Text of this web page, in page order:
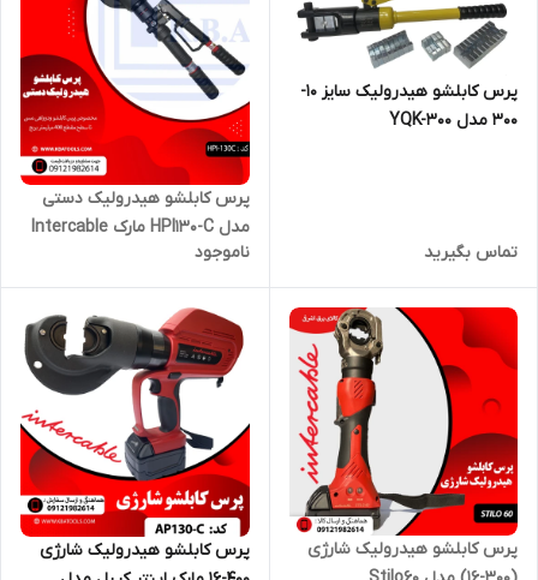
پرس کابلشو هیدرولیک سایز 10-
300 مدل YQK-300
تماس بگیرید
پرس کابلشو هیدرولیک دستی
مدل HPI130-C مارک Intercable
ناموجود
پرس کابلشو هیدرولیک شارژی
پرس کابلشو هیدرولیک شارژی